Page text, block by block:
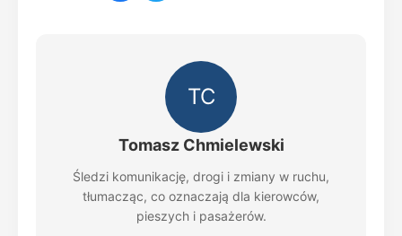
TC
Tomasz Chmielewski
Śledzi komunikację, drogi i zmiany w ruchu,
tłumacząc, co oznaczają dla kierowców,
pieszych i pasażerów.